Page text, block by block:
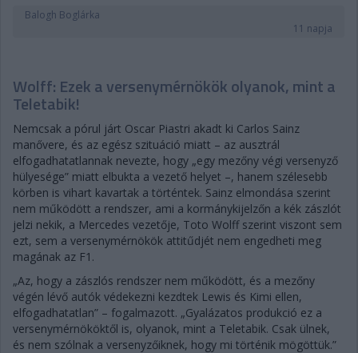
Balogh Boglárka
11 napja
Wolff: Ezek a versenymérnökök olyanok, mint a
Teletabik!
Nemcsak a pórul járt Oscar Piastri akadt ki Carlos Sainz
manővere, és az egész szituáció miatt – az ausztrál
elfogadhatatlannak nevezte, hogy „egy mezőny végi versenyző
hülyesége” miatt elbukta a vezető helyet –, hanem szélesebb
körben is vihart kavartak a történtek. Sainz elmondása szerint
nem működött a rendszer, ami a kormánykijelzőn a kék zászlót
jelzi nekik, a Mercedes vezetője, Toto Wolff szerint viszont sem
ezt, sem a versenymérnökök attitűdjét nem engedheti meg
magának az F1.
„Az, hogy a zászlós rendszer nem működött, és a mezőny
végén lévő autók védekezni kezdtek Lewis és Kimi ellen,
elfogadhatatlan” – fogalmazott. „Gyalázatos produkció ez a
versenymérnököktől is, olyanok, mint a Teletabik. Csak ülnek,
és nem szólnak a versenyzőiknek, hogy mi történik mögöttük.”